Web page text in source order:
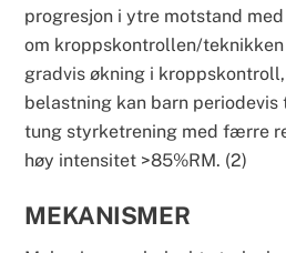
progresjon i ytre motstand
om kroppskontrollen/teknikken
gradvis økning i
belastning kan barn
tung styrketrening med færre
høy intensitet >85%RM. (2)
MEKANISMER